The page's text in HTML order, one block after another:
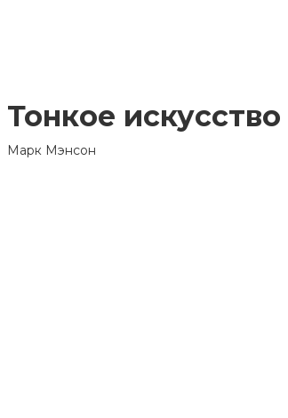
Тонкое
Марк Мэнсон